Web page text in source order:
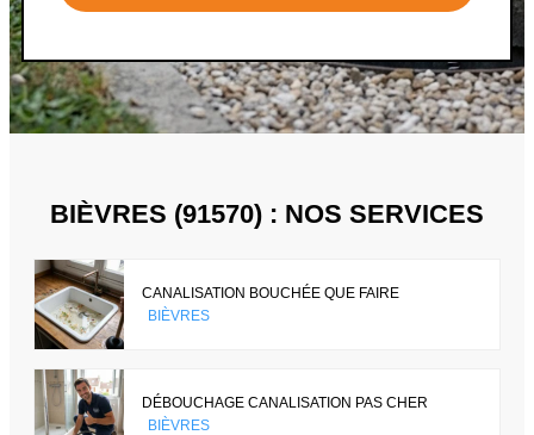
BIÈVRES (91570) : NOS SERVICES
CANALISATION BOUCHÉE QUE FAIRE
BIÈVRES
DÉBOUCHAGE CANALISATION PAS CHER
BIÈVRES